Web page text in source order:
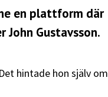
en plattform där
Gustavsson.
hintade hon själv om